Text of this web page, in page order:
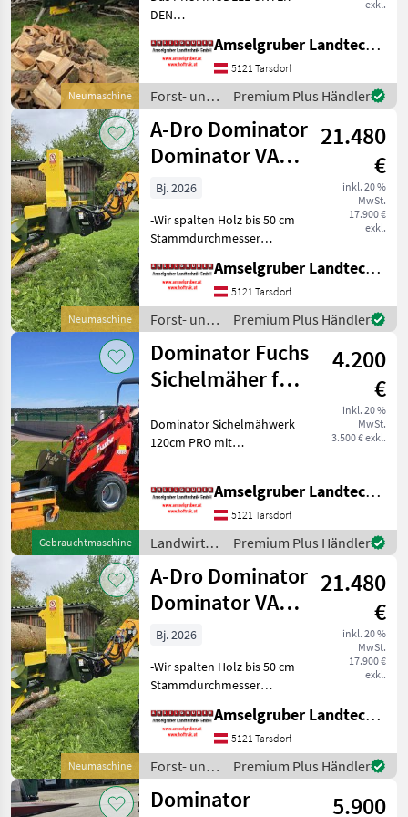
Neumaschine
exkl.
DEN
EIN GERÄT FÜR ALLE
TRÄGERFAHRZEUGE: -Wir
spalten Holz bis 50 cm
Stammdurchmesser
(Standard) -Bis zu 4 Meter
Lange
Amselgruber Landtechnik GmbH
5121 Tarsdorf
Forst- und
Holztechnik
/ A-Dro
Dominator
Premium Plus Händler
Neumaschine
A-Dro Dominator
Dominator VAKR
A 500 HK
21.480
€
inkl. 20 %
MwSt.
17.900 €
exkl.
Bj. 2026
-Wir spalten Holz bis 50 cm
Stammdurchmesser
Lange Stämme können
problemlos gespalten
werden. (Standard) -
Hydraulische
Höhenverstellung
Amselgruber Landtechnik GmbH
5121 Tarsdorf
Forst- und
Holztechnik
/ A-Dro
Dominator
Premium Plus Händler
Gebrauchtmaschine
Dominator Fuchs
Sichelmäher für
4.200
€
inkl. 20 %
MwSt.
3.500 € exkl.
Dominator Sichelmähwerk
120cm PRO mit
Arbeitsbreite 1, 20m -4
schwenkbare Stützräder
mit
Schnitthöhenverstellung -3
M
Amselgruber Landtechnik GmbH
5121 Tarsdorf
Landwirtsch.
Motorfahrzeuge
/
Dominator
Premium Plus Händler
Neumaschine
A-Dro Dominator
Dominator VAKR
A 500 HK
21.480
€
inkl. 20 %
MwSt.
17.900 €
exkl.
Bj. 2026
-Wir spalten Holz bis 50 cm
Stammdurchmesser
Lange Stämme können
problemlos gespalten
werden. (Standard) -
Hydraulische
Höhenverstellung
Amselgruber Landtechnik GmbH
5121 Tarsdorf
Forst- und
Holztechnik
/ A-Dro
Premium Plus Händler
Dominator
5.900